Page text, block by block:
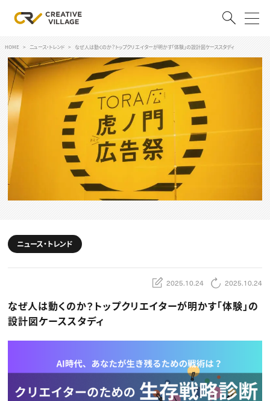
ログイン 会員登録
RECRUIT
クリエイター求人を探す
CREATIVE JOB求人検索
転職支援サービス
スキルアップしたい！ トップ
デザイン
動画配信・映像制作
ディレクション
業界解説・キャリア事情
お役立ち基礎知識
TOP Creator’s コラム
ゲームクリエイター
映像クリエイター
マーケッター
C＆R Magazine
ニュース・トレンド
ゲーム・エンタメ
広告
出版
CREATIVE VILLAGEからのお知らせ
HOME ニュース・トレンド なぜ人は動くのか？トップクリエイターが明かす「体験」の設計図ケーススタディ
ニュース・トレンド
2025.10.24 2025.10.24
なぜ人は動くのか？トップクリエイターが明かす「体験」の
設計図ケーススタディ